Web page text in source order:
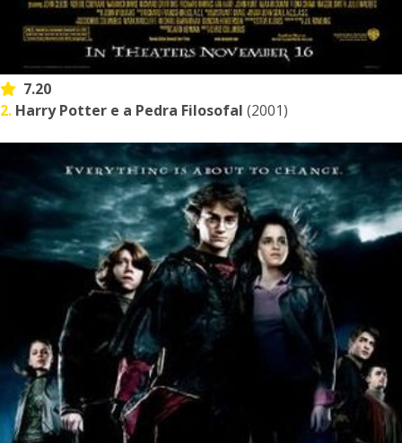
7.20
2. Harry Potter e a Pedra Filosofal (2001)